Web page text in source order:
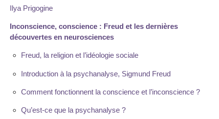
Ilya Prigogine
Inconscience, conscience : Freud et les dernières
découvertes en neurosciences
Freud, la religion et l’idéologie sociale
Introduction à la psychanalyse, Sigmund Freud
Comment fonctionnent la conscience et l’inconscience ?
Qu’est-ce que la psychanalyse ?